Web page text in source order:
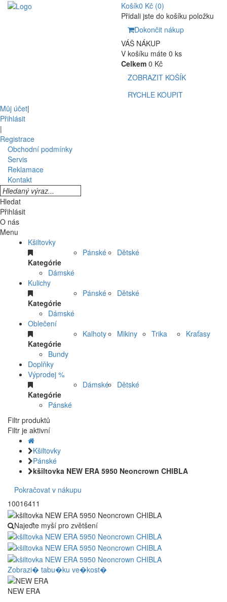
Košík0 Kč (0)
Přidali jste do košíku položku
Dokončit nákup
VÁŠ NÁKUP
V košíku máte 0 ks
Celkem 0 Kč
ZOBRAZIT KOŠÍK
RYCHLE KOUPIT
Můj účet|
Přihlásit
|
Registrace
Obchodní podmínky
Servis
Reklamace
Kontakt
Hledat
Přihlásit
O nás
Menu
Kšiltovky
Kategórie
Dámské
Pánské Dětské
Kulichy
Kategórie
Dámské
Pánské Dětské
Oblečení
Kategórie
Bundy
Kalhoty Mikiny Trika Kraťasy
Doplňky
Výprodej %
Kategórie
Pánské
Dámské Dětské
Filtr produktů
Filtr je aktivní
Kšiltovky
Pánské
kšiltovka NEW ERA 5950 Neoncrown CHIBLA
Pokračovat v nákupu
10016411
Najeďte myší pro zvětšení
Zobrazi� tabu�ku ve�kost�
NEW ERA